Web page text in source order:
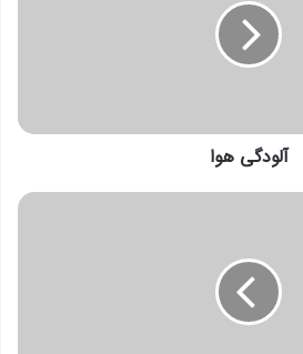
آلودگی هوا